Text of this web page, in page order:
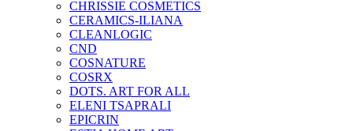
CHRISSIE COSMETICS
CERAMICS-ILIANA
CLEANLOGIC
CND
COSNATURE
COSRX
DOTS. ART FOR ALL
ELENI TSAPRALI
EPICRIN